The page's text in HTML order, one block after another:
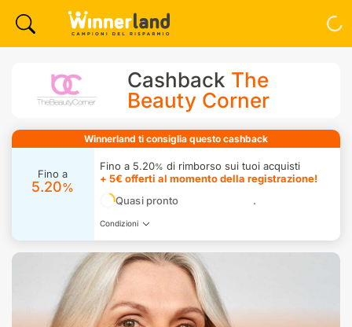
Cashback The
Beauty Corner
Winnerland ti consiglia questo cashback
Fino a
5.20%
Fino a 5.20% di rimborso sui tuoi acquisti
+ 5€ offerti al momento della registrazione!
Quasi pronto
Condizioni